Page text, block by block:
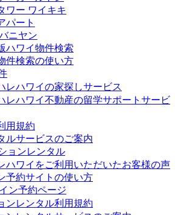
ワー ワイキキ
パート
ニヤン
ハワイ物件検索
件検索の使い方
レハワイの家探しサービス
レハワイ不動産の留学サポートサービ
用規約
ルサービスのご案内
ョンレンタル
ハワイをご利用いただいたお客様の声
予約サイトの使い方
ン予約ページ
ンレンタル利用規約